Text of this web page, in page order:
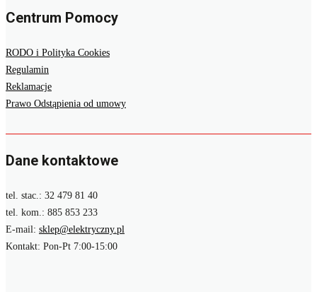
Centrum Pomocy
RODO i Polityka Cookies
Regulamin
Reklamacje
Prawo Odstąpienia od umowy
Dane kontaktowe
tel. stac.: 32 479 81 40
tel. kom.: 885 853 233
E-mail: sklep@elektryczny.pl
Kontakt: Pon-Pt 7:00-15:00